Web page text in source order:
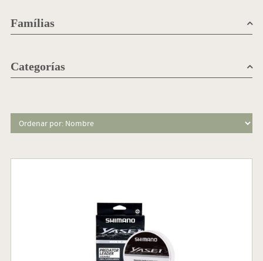
Famílias
Categorías